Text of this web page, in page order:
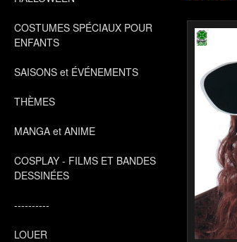
COSTUMES SPÉCIAUX POUR
ENFANTS
SAISONS et ÉVÉNEMENTS
THÈMES
MANGA et ANIME
COSPLAY - FILMS ET BANDES
DESSINÉES
----------
LOUER